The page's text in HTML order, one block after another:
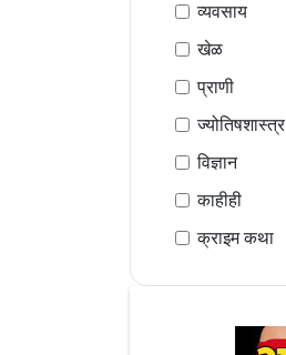
व्यवसाय
खेळ
प्राणी
ज्योतिषशास्त्र
विज्ञान
काहीही
क्राइम कथा